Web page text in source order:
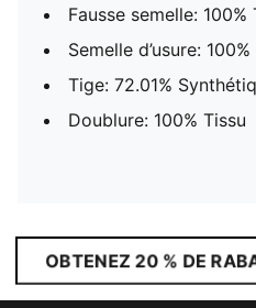
Fausse semelle: 100%
Semelle d’usure:
Tige: 72.01%
Doublure: 100% Tissu
OBTENEZ 20 % DE